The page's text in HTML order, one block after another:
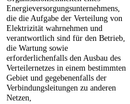
Energieversorgungsunternehmens,
die die Aufgabe der Verteilung von
Elektrizität wahrnehmen und
verantwortlich sind für den Betrieb,
die Wartung sowie
erforderlichenfalls den Ausbau des
Verteilernetzes in einem bestimmten
Gebiet und gegebenenfalls der
Verbindungsleitungen zu anderen
Netzen,